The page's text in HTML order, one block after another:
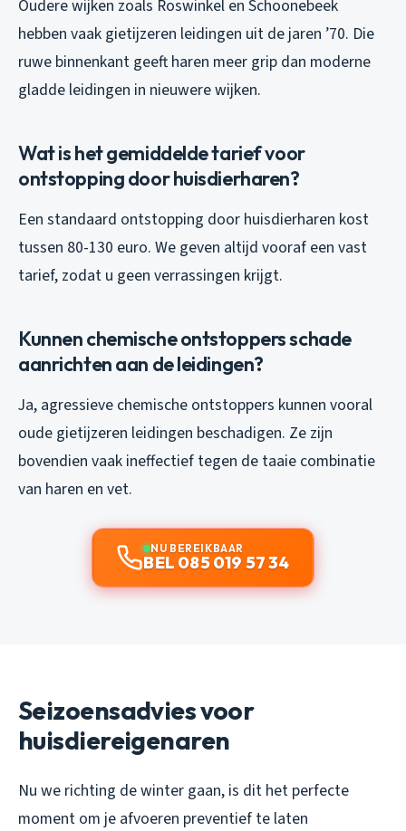
Oudere wijken zoals Roswinkel en Schoonebeek
hebben vaak gietijzeren leidingen uit de jaren ’70. Die
ruwe binnenkant geeft haren meer grip dan moderne
gladde leidingen in nieuwere wijken.
Wat is het gemiddelde tarief voor
ontstopping door huisdierharen?
Een standaard ontstopping door huisdierharen kost
tussen 80-130 euro. We geven altijd vooraf een vast
tarief, zodat u geen verrassingen krijgt.
Kunnen chemische ontstoppers schade
aanrichten aan de leidingen?
Ja, agressieve chemische ontstoppers kunnen vooral
oude gietijzeren leidingen beschadigen. Ze zijn
bovendien vaak ineffectief tegen de taaie combinatie
van haren en vet.
NU BEREIKBAAR
BEL 085 019 57 34
Seizoensadvies voor
huisdiereigenaren
Nu we richting de winter gaan, is dit het perfecte
moment om je afvoeren preventief te laten